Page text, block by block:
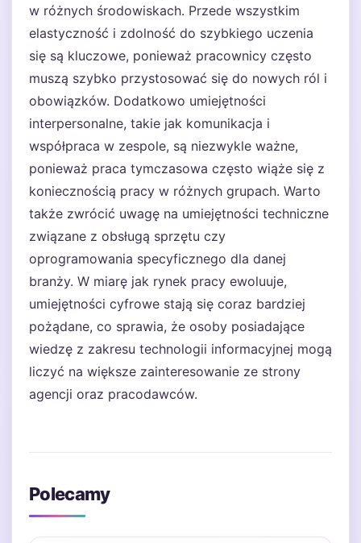
w różnych środowiskach. Przede wszystkim
elastyczność i zdolność do szybkiego uczenia
się są kluczowe, ponieważ pracownicy często
muszą szybko przystosować się do nowych ról i
obowiązków. Dodatkowo umiejętności
interpersonalne, takie jak komunikacja i
współpraca w zespole, są niezwykle ważne,
ponieważ praca tymczasowa często wiąże się z
koniecznością pracy w różnych grupach. Warto
także zwrócić uwagę na umiejętności techniczne
związane z obsługą sprzętu czy
oprogramowania specyficznego dla danej
branży. W miarę jak rynek pracy ewoluuje,
umiejętności cyfrowe stają się coraz bardziej
pożądane, co sprawia, że osoby posiadające
wiedzę z zakresu technologii informacyjnej mogą
liczyć na większe zainteresowanie ze strony
agencji oraz pracodawców.
Polecamy